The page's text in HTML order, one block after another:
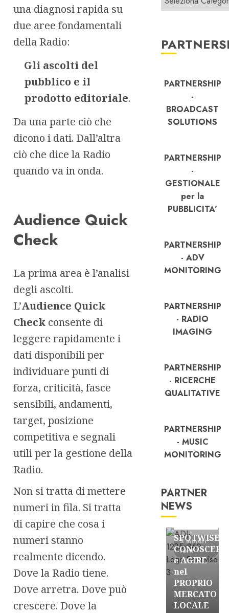
una diagnosi rapida su
due aree fondamentali
della Radio:
Gli ascolti del
pubblico e il
prodotto editoriale.
Da una parte ciò che
dicono i dati. Dall’altra
ciò che dice la Radio
quando va in onda.
Audience Quick
Check
La prima area è l’analisi
degli ascolti.
L’Audience Quick
Check consente di
leggere rapidamente i
dati disponibili per
individuare punti di
forza, criticità, fasce
sensibili, andamenti,
target, posizione
competitiva e segnali
utili per la gestione della
Radio.
Non si tratta di mettere
numeri in fila. Si tratta
di capire che cosa i
numeri stanno
realmente dicendo.
Dove la Radio tiene.
Dove arretra. Dove può
crescere. Dove la
PARTNERSHIP
-
BROADCAST
SOLUTIONS
PARTNERSHIP
-
GESTIONALE
per la
PUBBLICITA'
PARTNERSHIP
- ADV
MONITORING
PARTNERSHIP
- RADIO
IMAGING
PARTNERSHIP
- RICERCHE
QUALITATIVE
PARTNERSHIP
- MUSIC
MONITORING
PARTNER
NEWS
3 minuti
letti
FREE
SPOTWISE:
CONOSCERE
e AGIRE
nel
PROPRIO
MERCATO
LOCALE
FREE